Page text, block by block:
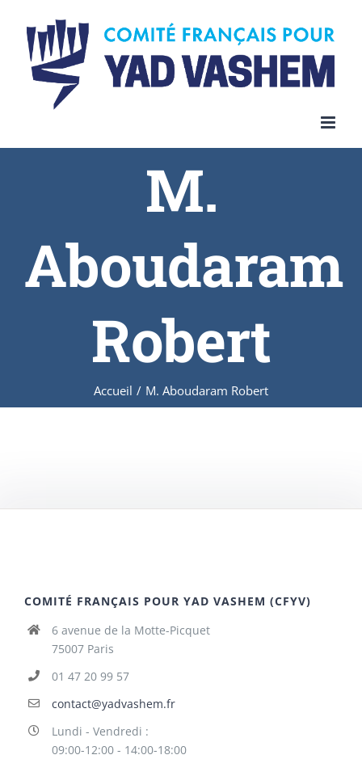
content
M.
Aboudaram
Robert
Accueil / M. Aboudaram Robert
COMITÉ FRANÇAIS POUR YAD VASHEM (CFYV)
6 avenue de la Motte-Picquet
75007 Paris
01 47 20 99 57
contact@yadvashem.fr
Lundi - Vendredi :
09:00-12:00 - 14:00-18:00